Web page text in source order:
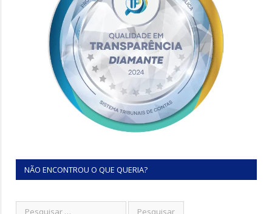
NÃO ENCONTROU O QUE QUERIA?